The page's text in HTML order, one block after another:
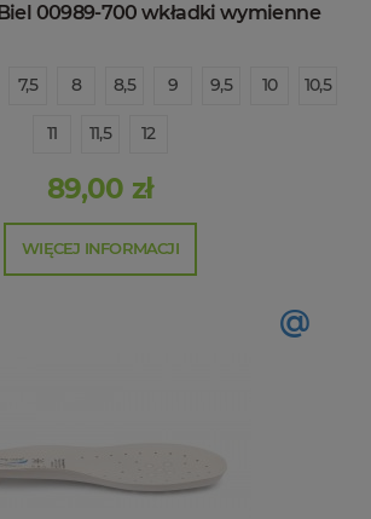
00989-700 wkładki wymienne
7,5 8 8,5 9 9,5 10 10,5
11 11,5 12
89,00 zł
WIĘCEJ INFORMACJI
@